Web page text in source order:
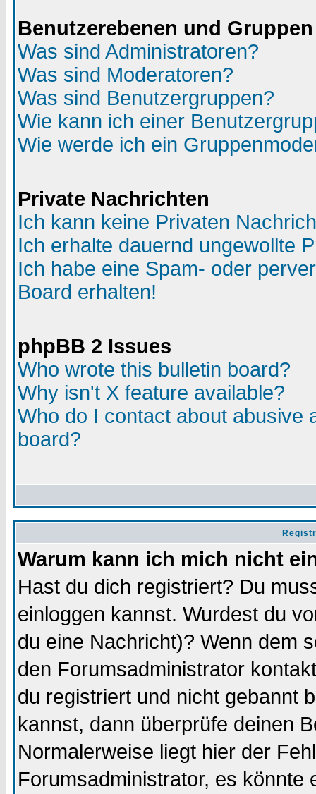
Benutzerebenen und Gruppen
Was sind Administratoren?
Was sind Moderatoren?
Was sind Benutzergruppen?
Wie kann ich einer
Wie werde ich ein
Private Nachrichten
Ich kann keine Privaten
Ich erhalte dauernd ungewollte
Ich habe eine Spam- oder
Board erhalten!
phpBB 2 Issues
Who wrote this bulletin board?
Why isn't X feature available?
Who do I contact about abusive
board?
Warum kann ich mich nicht
Hast du dich registriert? Du
einloggen kannst. Wurdest du
du eine Nachricht)? Wenn dem
den Forumsadministrator
du registriert und nicht gebannt
kannst, dann überprüfe deinen
Normalerweise liegt hier der
Forumsadministrator, es könnte